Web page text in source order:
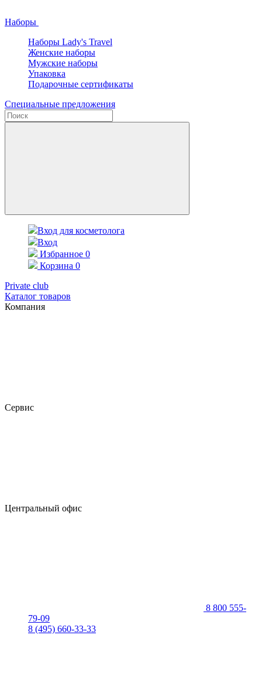
Наборы
Наборы Lady's Travel
Женские наборы
Мужские наборы
Упаковка
Подарочные сертификаты
Специальные предложения
Вход для косметолога
Вход
Избранное 0
Корзина 0
Private club
Каталог товаров
Компания
Сервис
Центральный офис
8 800 555-
79-09
8 (495) 660-33-33